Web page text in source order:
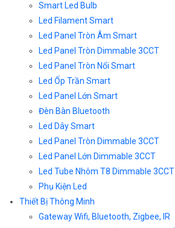
Smart Led Bulb
Led Filament Smart
Led Panel Tròn Âm Smart
Led Panel Tròn Dimmable 3CCT
Led Panel Tròn Nổi Smart
Led Ốp Trần Smart
Led Panel Lớn Smart
Đèn Bàn Bluetooth
Led Dây Smart
Led Panel Tròn Dimmable 3CCT
Led Panel Lớn Dimmable 3CCT
Led Tube Nhôm T8 Dimmable 3CCT
Phụ Kiện Led
Thiết Bị Thông Minh
Gateway Wifi, Bluetooth, Zigbee, IR